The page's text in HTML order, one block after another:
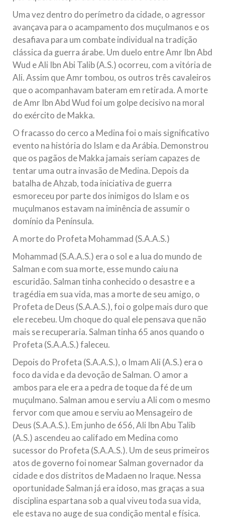
Uma vez dentro do perímetro da cidade, o agressor
avançava para o acampamento dos muçulmanos e os
desafiava para um combate individual na tradição
clássica da guerra árabe. Um duelo entre Amr Ibn Abd
Wud e Ali Ibn Abi Talib (A.S.) ocorreu, com a vitória de
Ali. Assim que Amr tombou, os outros três cavaleiros
que o acompanhavam bateram em retirada. A morte
de Amr Ibn Abd Wud foi um golpe decisivo na moral
do exército de Makka.
O fracasso do cerco a Medina foi o mais significativo
evento na história do Islam e da Arábia. Demonstrou
que os pagãos de Makka jamais seriam capazes de
tentar uma outra invasão de Medina. Depois da
batalha de Ahzab, toda iniciativa de guerra
esmoreceu por parte dos inimigos do Islam e os
muçulmanos estavam na iminência de assumir o
domínio da Península.
A morte do Profeta Mohammad (S.A.A.S.)
Mohammad (S.A.A.S.) era o sol e a lua do mundo de
Salman e com sua morte, esse mundo caiu na
escuridão. Salman tinha conhecido o desastre e a
tragédia em sua vida, mas a morte de seu amigo, o
Profeta de Deus (S.A.A.S.), foi o golpe mais duro que
ele recebeu. Um choque do qual ele pensava que não
mais se recuperaria. Salman tinha 65 anos quando o
Profeta (S.A.A.S.) faleceu.
Depois do Profeta (S.A.A.S.), o Imam Ali (A.S.) era o
foco da vida e da devoção de Salman. O amor a
ambos para ele era a pedra de toque da fé de um
muçulmano. Salman amou e serviu a Ali com o mesmo
fervor com que amou e serviu ao Mensageiro de
Deus (S.A.A.S.). Em junho de 656, Ali Ibn Abu Talib
(A.S.) ascendeu ao califado em Medina como
sucessor do Profeta (S.A.A.S.). Um de seus primeiros
atos de governo foi nomear Salman governador da
cidade e dos distritos de Madaen no Iraque. Nessa
oportunidade Salman já era idoso, mas graças a sua
disciplina espartana sob a qual viveu toda sua vida,
ele estava no auge de sua condição mental e física.